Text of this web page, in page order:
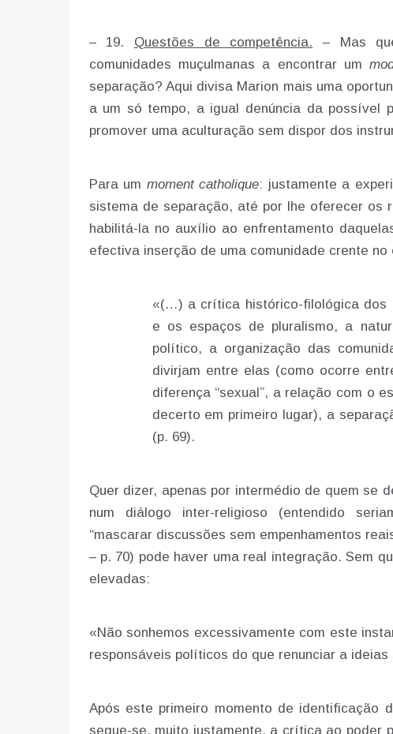
– 19. Questões de competência. – Mas
comunidades muçulmanas a encontrar um
separação? Aqui divisa Marion mais uma
a um só tempo, a igual denúncia da possível
promover uma aculturação sem dispor dos
Para um moment catholique: justamente a
sistema de separação, até por lhe oferecer os
habilitá-la no auxílio ao enfrentamento
efectiva inserção de uma comunidade crente no
«(…) a crítica histórico-filológica dos
e os espaços de pluralismo, a
político, a organização das
divirjam entre elas (como ocorre
diferença “sexual”, a relação com o
decerto em primeiro lugar), a
(p. 69).
Quer dizer, apenas por intermédio de quem se
num diálogo inter-religioso (entendido
“mascarar discussões sem empenhamentos
– p. 70) pode haver uma real integração. Sem
elevadas:
«Não sonhemos excessivamente com este
responsáveis políticos do que renunciar a ideias
Após este primeiro momento de identificação
segue-se, muito justamente, a crítica ao poder